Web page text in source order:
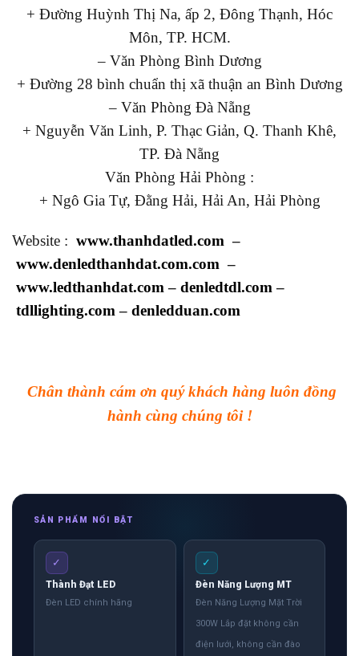
+ Đường Huỳnh Thị Na, ấp 2, Đông Thạnh, Hóc
Môn, TP. HCM.
– Văn Phòng Bình Dương
+ Đường 28 bình chuẩn thị xã thuận an Bình Dương
– Văn Phòng Đà Nẵng
+ Nguyễn Văn Linh, P. Thạc Giản, Q. Thanh Khê,
TP. Đà Nẵng
Văn Phòng Hải Phòng :
+ Ngô Gia Tự, Đằng Hải, Hải An, Hải Phòng
Website : www.thanhdatled.com –
www.denledthanhdat.com.com –
www.ledthanhdat.com– denledtdl.com–
tdllighting.com– denledduan.com
Chân thành cám ơn quý khách hàng luôn đồng
hành cùng chúng tôi !
SẢN PHẨM NỔI BẬT
✓
Thành Đạt LED
Đèn LED chính hãng
✓
Đèn Năng Lượng MT
Đèn Năng Lượng Mặt Trời
300W Lắp đặt không cần
điện lưới, không cần đào